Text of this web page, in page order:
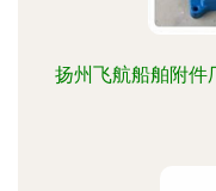
扬州飞航船舶附件